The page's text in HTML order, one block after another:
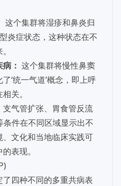
这个集群将湿疹和鼻炎归
炎症状态，这种状态在不
： 这个集群将慢性鼻窦
‘统一气道’概念，即上呼
关。
气管扩张、胃食管反流
条件在不同区域显示出不
文化和当地临床实践可
表现。
四种不同的多重共病表